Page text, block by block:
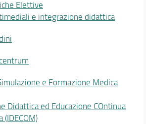
Elettive
e integrazione didattica
e Formazione Medica
Didattica ed Educazione COntinua
(IDECOM)